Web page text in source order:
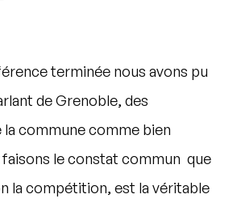
terminée nous avons pu
de Grenoble, des
la commune comme bien
le constat commun que
la compétition, est la véritable